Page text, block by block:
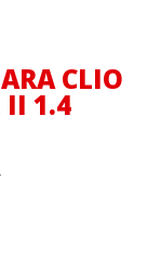
CLIO
II 1.4